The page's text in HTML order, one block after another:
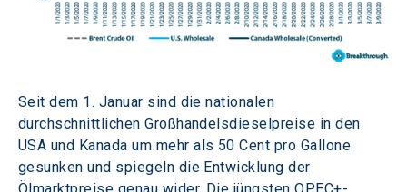
Seit dem 1. Januar sind die nationalen
durchschnittlichen Großhandelsdieselpreise in den
USA und Kanada um mehr als 50 Cent pro Gallone
gesunken und spiegeln die Entwicklung der